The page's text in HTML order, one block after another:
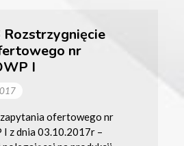
nr
I
ofertowego nr
z dnia 03.10.2017r –